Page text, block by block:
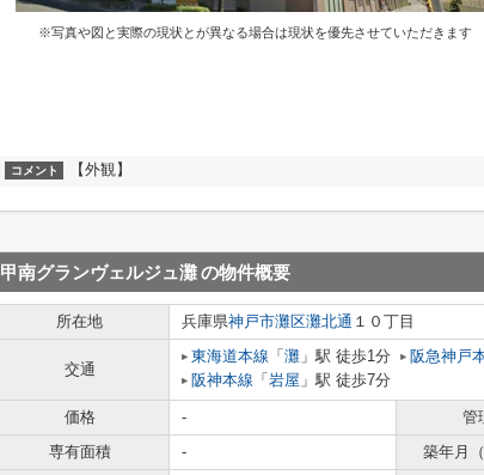
※写真や図と実際の現状とが異なる場合は現状を優先させていただきます
コメント 【外観】
甲南グランヴェルジュ灘の物件概要
所在地 兵庫県神戸市灘区灘北通 １０丁目
交通
東海道本線 「 灘 」駅 徒歩1分 阪急神戸
阪神本線 「 岩屋 」駅 徒歩7分
価格 - 管
専有面積
- 築年月